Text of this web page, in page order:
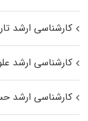
کارشناسی ارشد
کارشناسی ارشد
کارشناسی ارشد